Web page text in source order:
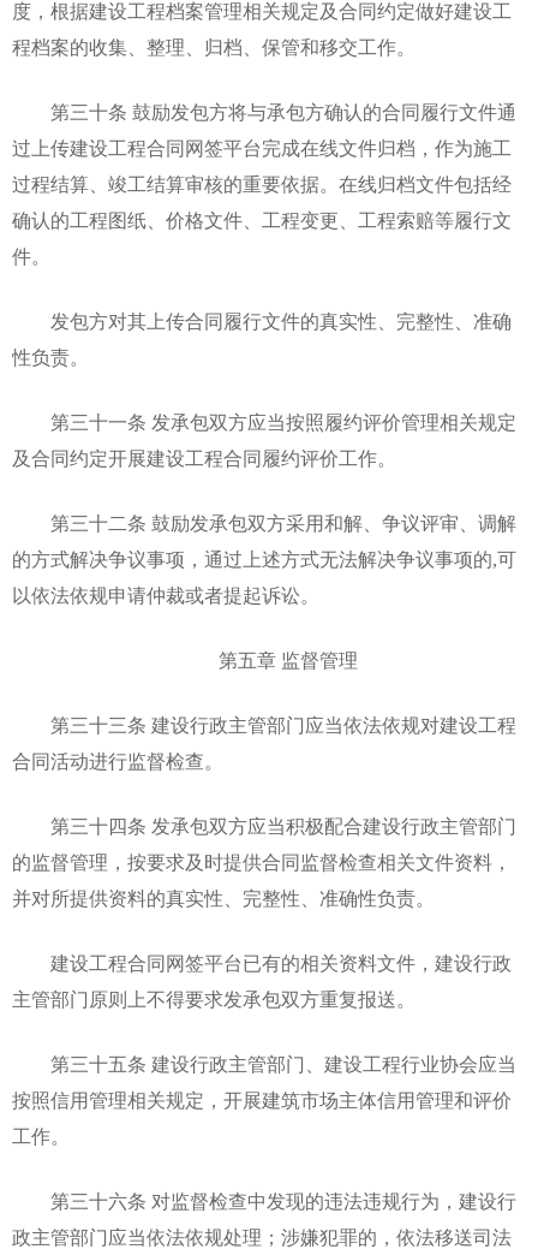
度，根据建设工程档案管理相关规定及合同约定做好建设工
程档案的收集、整理、归档、保管和移交工作。
第三十条 鼓励发包方将与承包方确认的合同履行文件通
过上传建设工程合同网签平台完成在线文件归档，作为施工
过程结算、竣工结算审核的重要依据。在线归档文件包括经
确认的工程图纸、价格文件、工程变更、工程索赔等履行文
件。
发包方对其上传合同履行文件的真实性、完整性、准确
性负责。
第三十一条 发承包双方应当按照履约评价管理相关规定
及合同约定开展建设工程合同履约评价工作。
第三十二条 鼓励发承包双方采用和解、争议评审、调解
的方式解决争议事项，通过上述方式无法解决争议事项的,可
以依法依规申请仲裁或者提起诉讼。
第五章 监督管理
第三十三条 建设行政主管部门应当依法依规对建设工程
合同活动进行监督检查。
第三十四条 发承包双方应当积极配合建设行政主管部门
的监督管理，按要求及时提供合同监督检查相关文件资料，
并对所提供资料的真实性、完整性、准确性负责。
建设工程合同网签平台已有的相关资料文件，建设行政
主管部门原则上不得要求发承包双方重复报送。
第三十五条 建设行政主管部门、建设工程行业协会应当
按照信用管理相关规定，开展建筑市场主体信用管理和评价
工作。
第三十六条 对监督检查中发现的违法违规行为，建设行
政主管部门应当依法依规处理；涉嫌犯罪的，依法移送司法